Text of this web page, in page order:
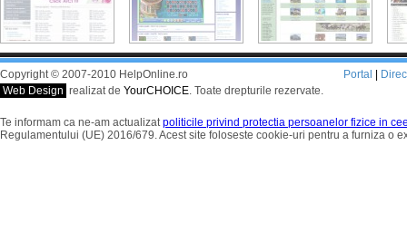
Copyright © 2007-2010 HelpOnline.ro
Web Design realizat de YourCHOICE. Toate drepturile rezervate.
Portal
Te informam ca ne-am actualizatpoliticile privind protectia persoanelor fizice in
Regulamentului (UE) 2016/679. Acest site foloseste cookie-uri pentru a furniza o